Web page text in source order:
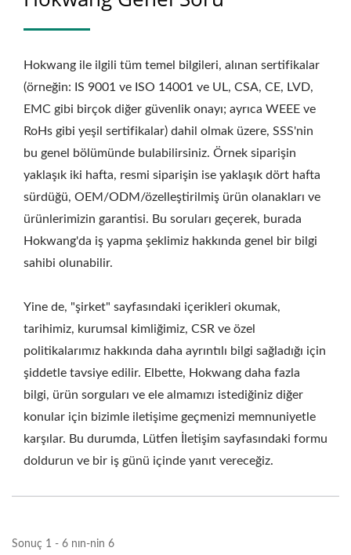
Hokwang ile ilgili tüm temel bilgileri, alınan sertifikalar
(örneğin: IS 9001 ve ISO 14001 ve UL, CSA, CE, LVD,
EMC gibi birçok diğer güvenlik onayı; ayrıca WEEE ve
RoHs gibi yeşil sertifikalar) dahil olmak üzere, SSS'nin
bu genel bölümünde bulabilirsiniz. Örnek siparişin
yaklaşık iki hafta, resmi siparişin ise yaklaşık dört hafta
sürdüğü, OEM/ODM/özelleştirilmiş ürün olanakları ve
ürünlerimizin garantisi. Bu soruları geçerek, burada
Hokwang'da iş yapma şeklimiz hakkında genel bir bilgi
sahibi olunabilir.
Yine de, "şirket" sayfasındaki içerikleri okumak,
tarihimiz, kurumsal kimliğimiz, CSR ve özel
politikalarımız hakkında daha ayrıntılı bilgi sağladığı için
şiddetle tavsiye edilir. Elbette, Hokwang daha fazla
bilgi, ürün sorguları ve ele almamızı istediğiniz diğer
konular için bizimle iletişime geçmenizi memnuniyetle
karşılar. Bu durumda, Lütfen İletişim sayfasındaki formu
doldurun ve bir iş günü içinde yanıt vereceğiz.
Sonuç 1 - 6 nın-nin 6